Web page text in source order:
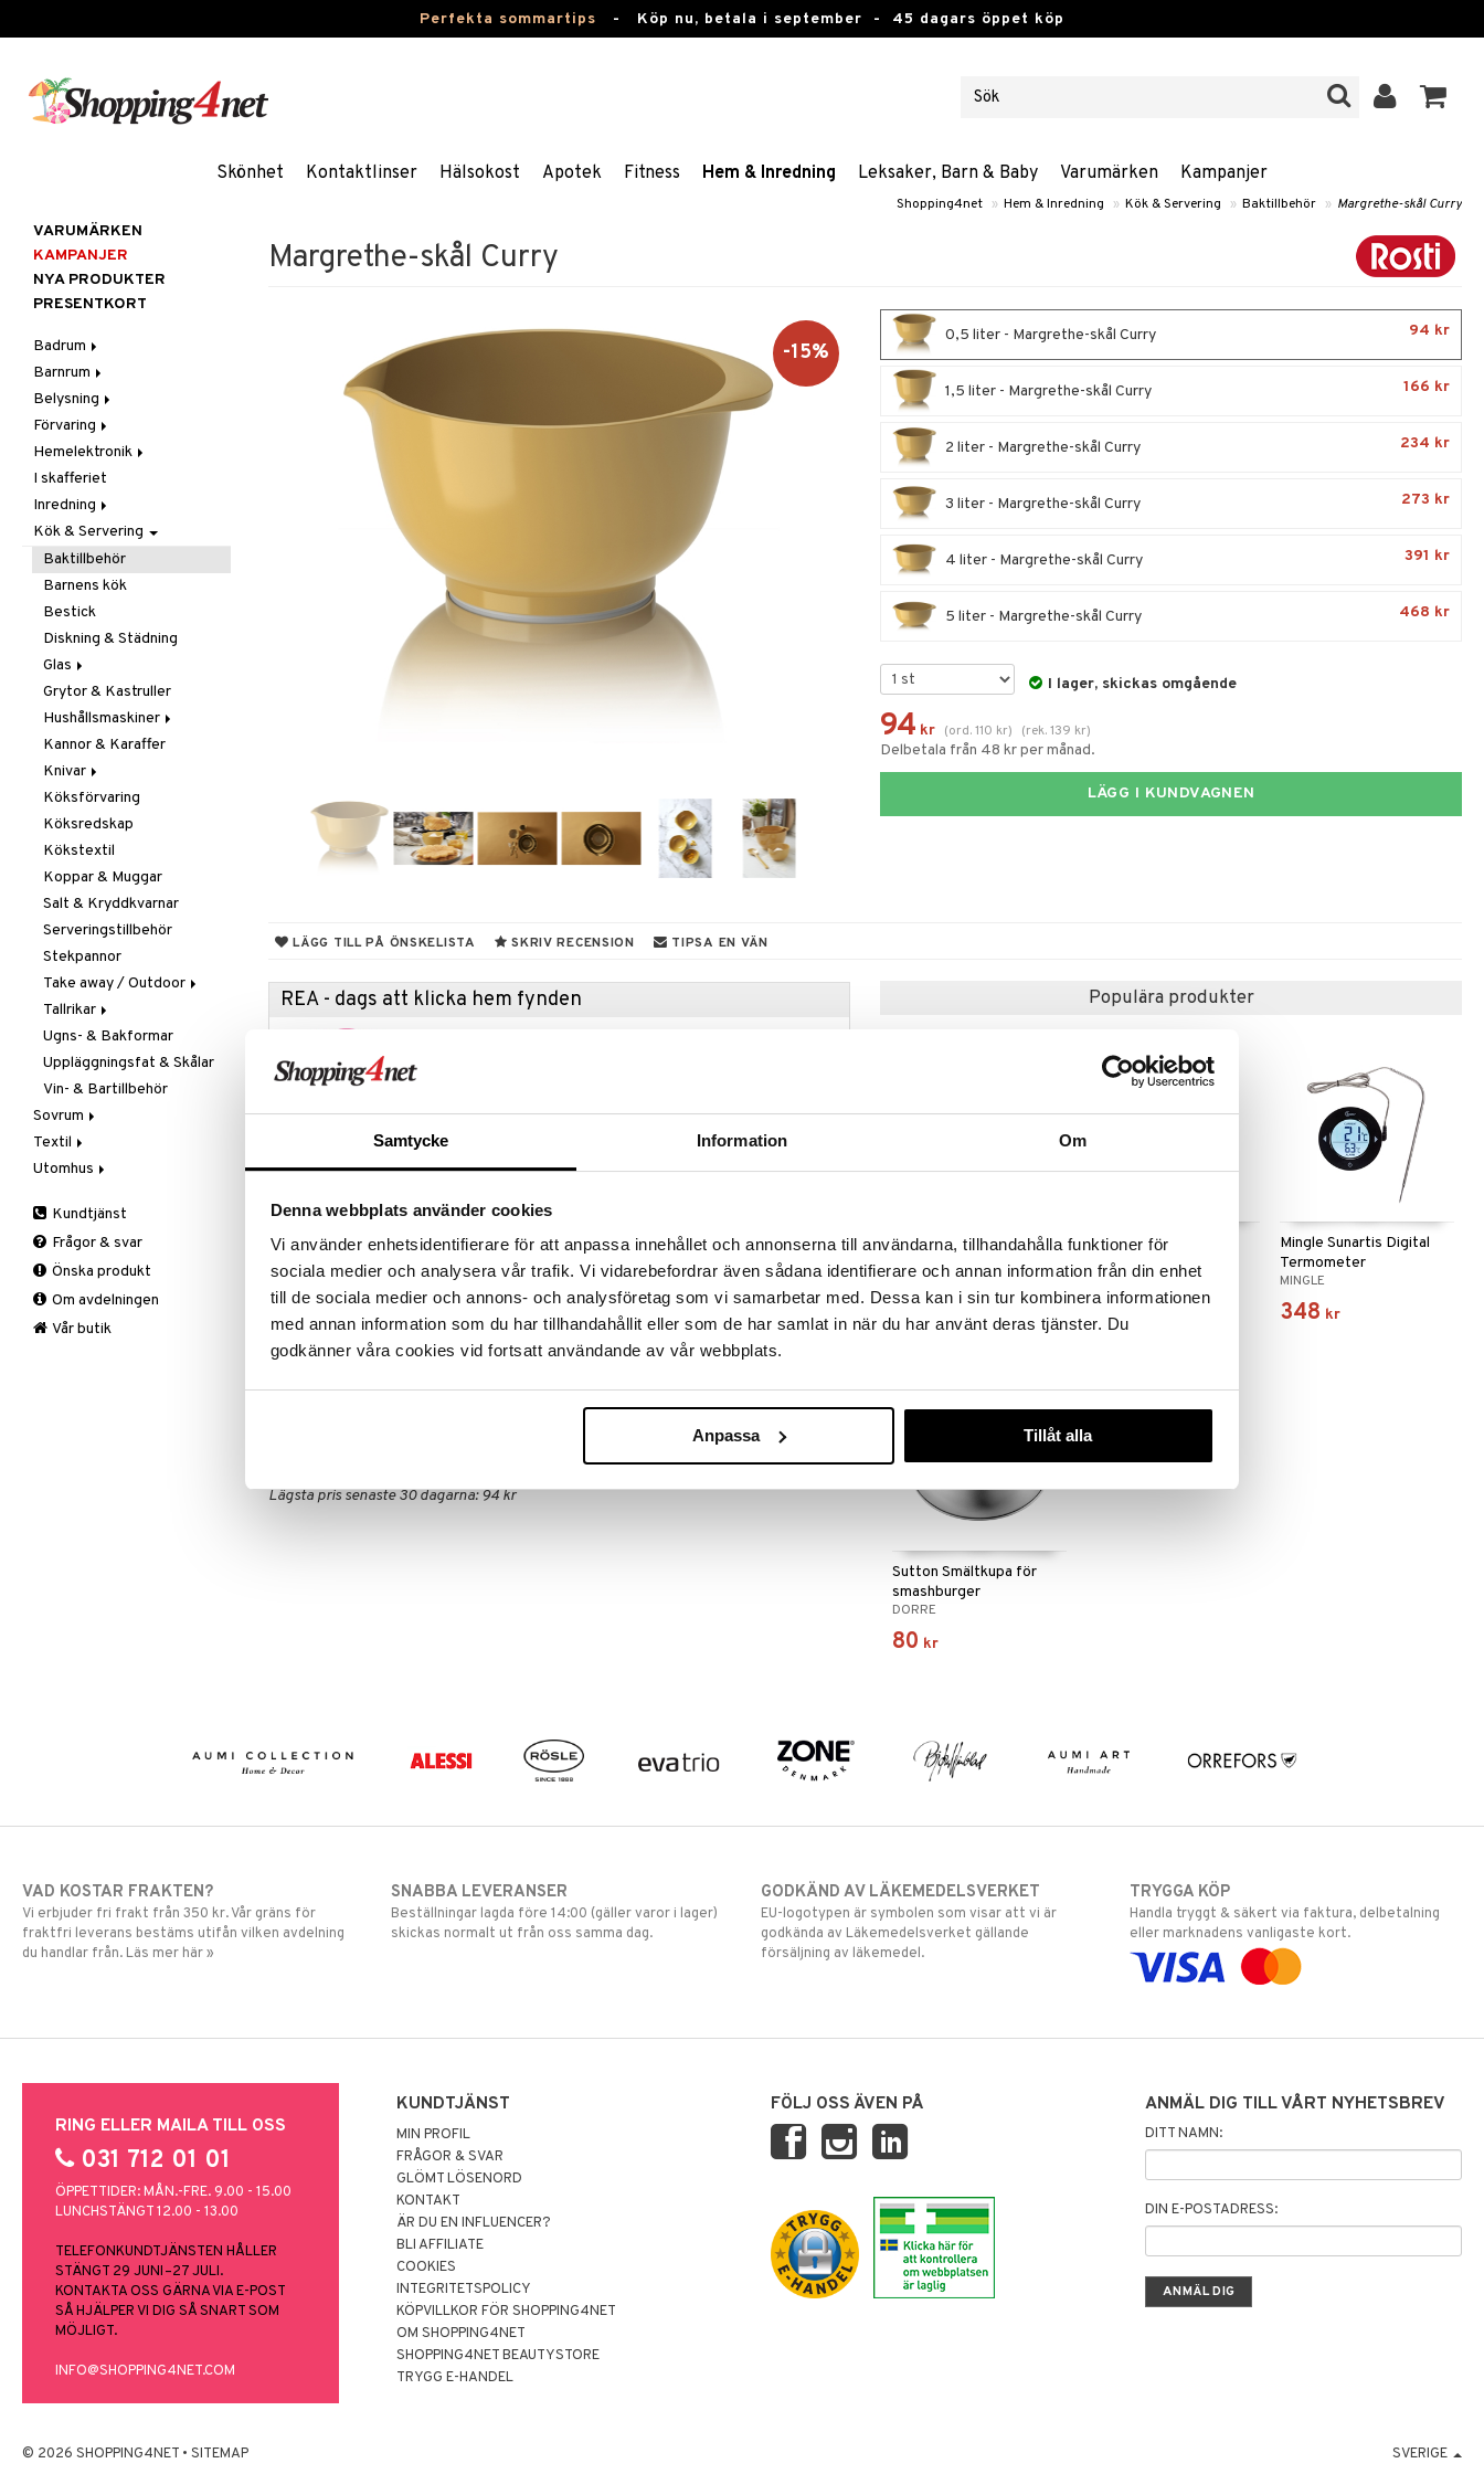
Samtycke Information Om
Denna webbplats använder cookies
Vi använder enhetsidentifierare för att anpassa innehållet och annonserna till användarna, tillhandahålla funktioner för
sociala medier och analysera vår trafik. Vi vidarebefordrar även sådana identifierare och annan information från din enhet
till de sociala medier och annons- och analysföretag som vi samarbetar med. Dessa kan i sin tur kombinera informationen
med annan information som du har tillhandahållit eller som de har samlat in när du har använt deras tjänster. Du
godkänner våra cookies vid fortsatt användande av vår webbplats.
Anpassa Tillåt alla
Perfekta sommartips - Köp nu, betala i september - 45 dagars öppet köp
Skönhet Kontaktlinser Hälsokost Apotek Fitness Hem & Inredning Leksaker, Barn & Baby Varumärken Kampanjer
Shopping4net » Hem & Inredning » Kök & Servering » Baktillbehör » Margrethe-skål Curry
Margrethe-skål Curry
-15%
0,5 liter - Margrethe-skål Curry 94 kr
1,5 liter - Margrethe-skål Curry 166 kr
2 liter - Margrethe-skål Curry 234 kr
3 liter - Margrethe-skål Curry 273 kr
4 liter - Margrethe-skål Curry 391 kr
5 liter - Margrethe-skål Curry 468 kr
I lager, skickas omgående
94 kr (ord.110 kr) (rek.139 kr)
Delbetala från 48 kr per månad.
LÄGG I KUNDVAGNEN
LÄGG TILL PÅ ÖNSKELISTA SKRIV RECENSION TIPSA EN VÄN
REA - dags att klicka hem fynden
Produktinfo
Margrethe-skålen är den klassiska blandningsskålen med sitt utmärkta grepp, den
praktiska hällpipen och den halkfria bottenringen. Den nya versionen av Margrethe-
skålen är tillverkad av plastmaterialet Durostima®. Skålen är nu ännu starkare och mer
stöttålig, och med det nya materialet tål den även mikrovågsugn och frys. Margrethe-
skålen lämpar sig för både tillredning och servering, och genom att köpa till ett lock
kan blandningsskålen användas som praktisk förvaringsskål. 5 års garanti.
Lägsta pris senaste 30 dagarna: 94 kr
Populära produkter
Lock till Margrethe-skål
ROSTI
fr. 28
Tru Tubklämmare
DORRE
30 kr
Mingle Sunartis Digital
Termometer
MINGLE
348 kr
Sutton Smältkupa för
smashburger
DORRE
80 kr
VARUMÄRKEN
KAMPANJER
NYA PRODUKTER
PRESENTKORT
Badrum
Badrumsinredning
Badrumstextilier
Badrumstillbehör
Barnrum
Barnlampor
Barnmöbler
Barnrumsdekoration
Barnrumsförvaring
Barnrumstextilier
Belysning
Belysningstillbehör
Lampor
Bordslampor
Taklampor
LED-ljus
Ljuslyktor & Ljusstakar
Utomhusbelysning
Förvaring
Hängare & krokar
Hyllor
Småförvaring
Småförvaring & Korgar
Väskor
Hemelektronik
Ljud
I skafferiet
Inredning
Dekoration
Böcker
Figurer & Skulpturer
Klockor
Krukor
Metal Art
Väggdekorationer
Vaser
Doftljus & Doftspridare
Förvaring & Hyllor
Hängare & Krokar
Hyllor
Småförvaring & Korgar
Juldekoration
Ljuslyktor & Ljusstakar
Småmöbler
Kök & Servering
Baktillbehör
Barnens kök
Bestick
Diskning & Städning
Glas
Champagneglas
Dricksglas
Drink- & Cocktailglas
Ölglas
Snaps- & Avecglas
Vinglas
Whiskey- & Cognacglas
Grytor & Kastruller
Hushållsmaskiner
Brödrostar
Kaffe, Te & Espresso
Mixer & Elvispar
Övriga maskiner
Vattenkokare
Kannor & Karaffer
Knivar
Brödknivar
Knivset
Knivslipar och Brynen
Knivtillbehör
Kockknivar
Skal- & Grönsaksknivar
Skärbrädor
Specialknivar
Köksförvaring
Köksredskap
Kökstextil
Koppar & Muggar
Salt & Kryddkvarnar
Serveringstillbehör
Stekpannor
Take away / Outdoor
Flaskor
Matlådor
Termoskannor
Termosmuggar
Tallrikar
Assietter
Djupa tallrikar
Mattallrikar
Ugns- & Bakformar
Uppläggningsfat & Skålar
Vin- & Bartillbehör
Sovrum
Filtar & Plädar
Prydnadskuddar
Bäddset
Kuddar & Täcken
Lakan & Örngott
Tillbehör
Textil
Badrumstextilier
Filtar & Plädar
Kökstextilier
Mattor
Övrigt
Prydnadskuddar
Utomhus
Friluftsliv
Grill & Grilltillbehör
Krukor
Mygg- & insektsskydd
Picknick
Kundtjänst
Frågor & svar
Önska produkt
Om avdelningen
Vår butik
VAD KOSTAR FRAKTEN?
Vi erbjuder fri frakt från 350 kr. Vår gräns för
fraktfri leverans bestäms utifån vilken avdelning
du handlar från. Läs mer här »
SNABBA LEVERANSER
Beställningar lagda före 14:00 (gäller varor i lager)
skickas normalt ut från oss samma dag.
GODKÄND AV LÄKEMEDELSVERKET
EU-logotypen är symbolen som visar att vi är
godkända av Läkemedelsverket gällande
försäljning av läkemedel.
TRYGGA KÖP
Handla tryggt & säkert via faktura, delbetalning
eller marknadens vanligaste kort.
RING ELLER MAILA TILL OSS
031 712 01 01
ÖPPETTIDER: MÅN.-FRE. 9.00 - 15.00
LUNCHSTÄNGT 12.00 - 13.00
TELEFONKUNDTJÄNSTEN HÅLLER
STÄNGT 29 JUNI–27 JULI.
KONTAKTA OSS GÄRNA VIA E-POST
SÅ HJÄLPER VI DIG SÅ SNART SOM
MÖJLIGT.
INFO@SHOPPING4NET.COM
KUNDTJÄNST
MIN PROFIL
FRÅGOR & SVAR
GLÖMT LÖSENORD
KONTAKT
ÄR DU EN INFLUENCER?
BLI AFFILIATE
COOKIES
INTEGRITETSPOLICY
KÖPVILLKOR FÖR SHOPPING4NET
OM SHOPPING4NET
SHOPPING4NET BEAUTYSTORE
TRYGG E-HANDEL
FÖLJ OSS ÄVEN PÅ ANMÄL DIG TILL VÅRT NYHETSBREV
DITT NAMN:
DIN E-POSTADRESS:
© 2026 SHOPPING4NET • SITEMAP SVERIGE